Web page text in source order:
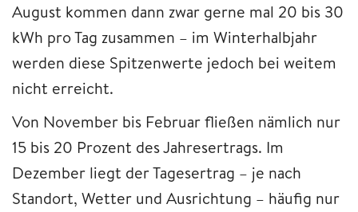
August kommen dann zwar gerne mal 20 bis 30
kWh pro Tag zusammen – im Winterhalbjahr
werden diese Spitzenwerte jedoch bei weitem
nicht erreicht.
Von November bis Februar fließen nämlich nur
15 bis 20 Prozent des Jahresertrags. Im
Dezember liegt der Tagesertrag – je nach
Standort, Wetter und Ausrichtung – häufig nur